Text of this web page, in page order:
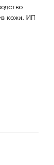
кожи. ИП